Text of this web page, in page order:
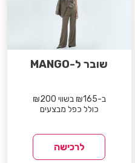
שובר ל-MANGO
ב-₪165 בשווי ₪200
כולל כפל מבצעים
לרכישה